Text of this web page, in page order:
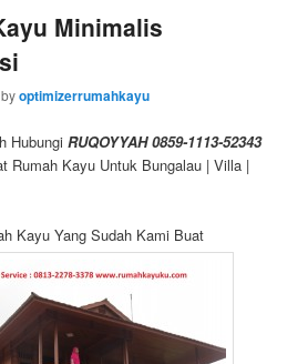
Minimalis
byoptimizerrumahkayu
Hubungi RUQOYYAH 0859-1113-52343
Rumah Kayu Untuk Bungalau | Villa |
Kayu Yang Sudah Kami Buat